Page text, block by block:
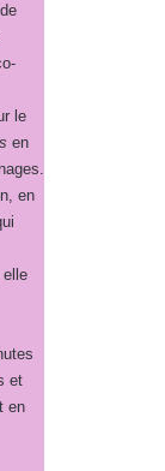
le
en
en
elle
et
en